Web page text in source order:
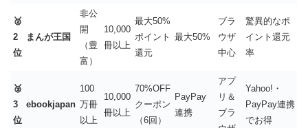
🥈
2
位
まんが王国
非公
開
（豊
富）
10,000
冊以上
最大50%
ポイント
還元
最大50%
ブラ
ウザ
中心
驚異的なポ
イント還元
率
🥉
3
位
ebookjapan
100
万冊
以上
10,000
冊以上
70%OFF
クーポン
（6回）
PayPay
連携
アプ
リ＆
ブラ
Yahoo!・
PayPay連携
でお得